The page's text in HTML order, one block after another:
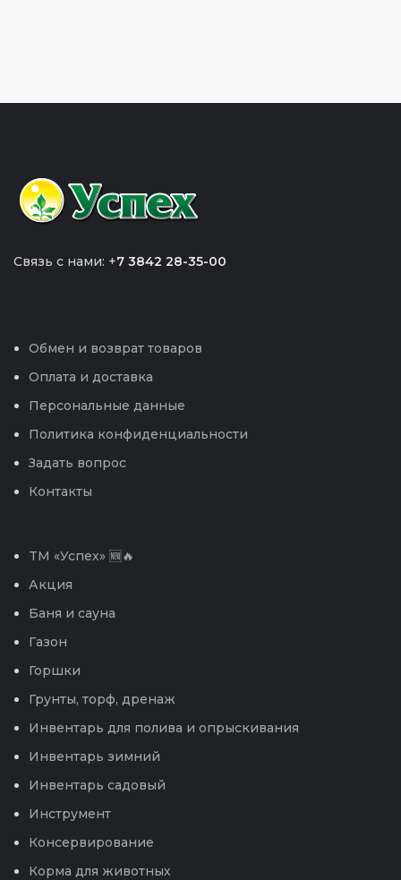
Связь с нами: +7 3842 28-35-00
Обмен и возврат товаров
Оплата и доставка
Персональные данные
Политика конфиденциальности
Задать вопрос
Контакты
TM «Успех» 🆕🔥
Акция
Баня и сауна
Газон
Горшки
Грунты, торф, дренаж
Инвентарь для полива и опрыскивания
Инвентарь зимний
Инвентарь садовый
Инструмент
Консервирование
Корма для животных